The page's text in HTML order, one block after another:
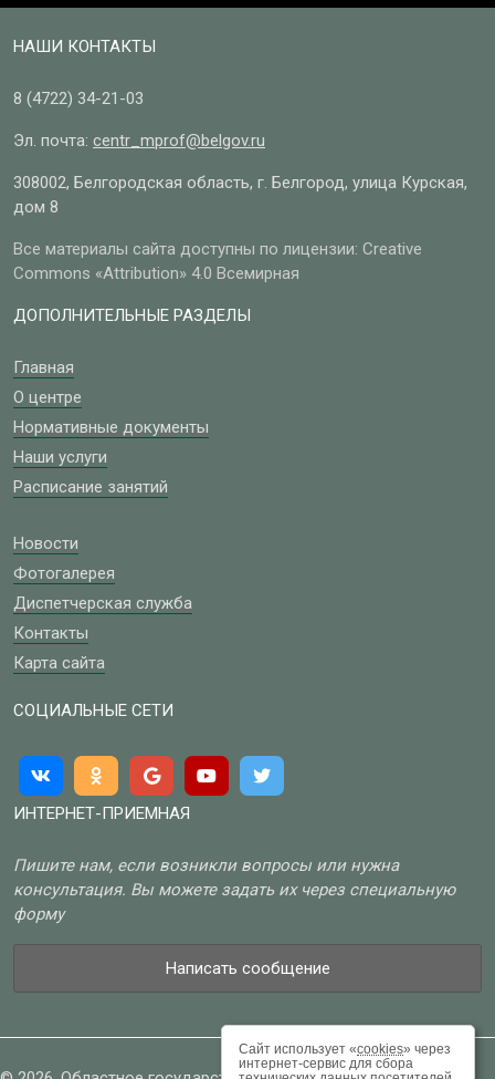
НАШИ КОНТАКТЫ
8 (4722) 34-21-03
Эл. почта: centr_mprof@belgov.ru
308002, Белгородская область, г. Белгород, улица Курская,
дом 8
Все материалы сайта доступны по лицензии: Creative
Commons «Attribution» 4.0 Всемирная
ДОПОЛНИТЕЛЬНЫЕ РАЗДЕЛЫ
Главная
О центре
Нормативные документы
Наши услуги
Расписание занятий
Новости
Фотогалерея
Диспетчерская служба
Контакты
Карта сайта
СОЦИАЛЬНЫЕ СЕТИ
ИНТЕРНЕТ-ПРИЕМНАЯ
Пишите нам, если возникли вопросы или нужна
консультация. Вы можете задать их через специальную
форму
Написать сообщение
Сайт использует «cookies» через
интернет-сервис для сбора